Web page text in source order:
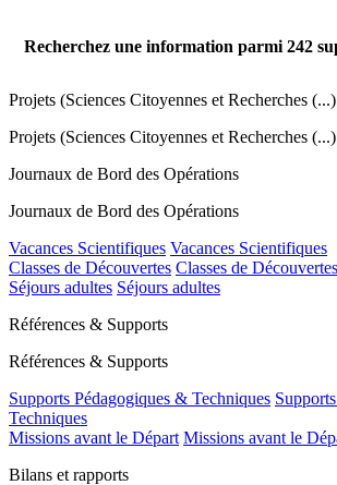
Recherchez une information parmi 242
Projets (Sciences Citoyennes et Recherches (...)
Projets (Sciences Citoyennes et Recherches (...)
Journaux de Bord des Opérations
Journaux de Bord des Opérations
Vacances Scientifiques Vacances Scientifiques
Classes de Découvertes Classes de Découvertes
Séjours adultes Séjours adultes
Références & Supports
Références & Supports
Supports Pédagogiques & Techniques
Techniques
Missions avant le Départ Missions avant le
Bilans et rapports